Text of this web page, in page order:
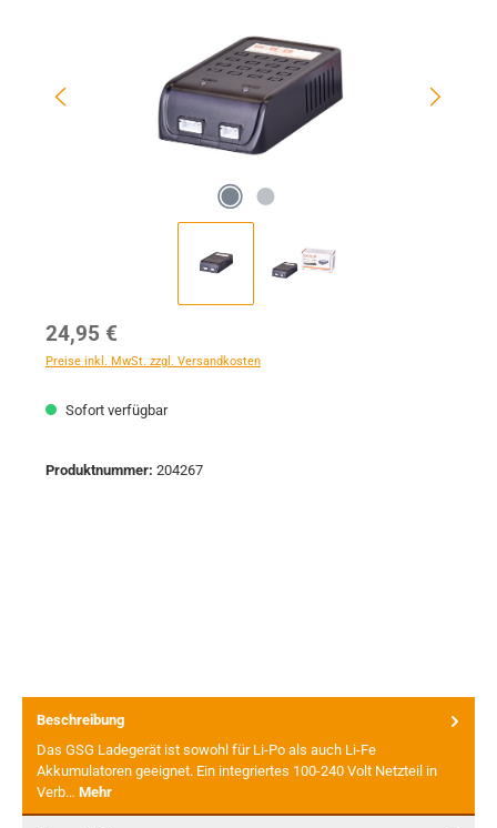
Regulärer Preis:
24,95 €
Preise inkl. MwSt. zzgl. Versandkosten
Sofort verfügbar
Produktnummer: 204267
Beschreibung
Das GSG Ladegerät ist sowohl für Li-Po als auch Li-Fe
Akkumulatoren geeignet. Ein integriertes 100-240 Volt Netzteil in
Verb… Mehr